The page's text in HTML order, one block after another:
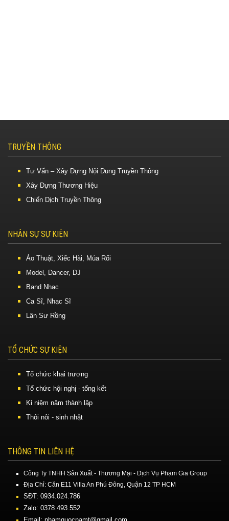
TRUYỀN THÔNG
Tư Vấn – Xây Dựng Nội Dung Truyền Thông
Xây Dựng Thương Hiệu
Chiến Dịch Truyền Thông
NHÂN SỰ SỰ KIỆN
Ảo Thuật, Xiếc Hài, Múa Rối
Model, Dancer, DJ
Band Nhạc
Ca Sĩ, Nhạc Sĩ
Lân Sư Rồng
TỔ CHỨC SỰ KIỆN
Tổ chức khai trương
Tổ chức hội nghị - tổng kết
Kỉ niệm năm thành lập
Thôi nôi - sinh nhật
THÔNG TIN LIÊN HỆ
Công Ty TNHH Sản Xuất - Thương Mại - Dịch Vụ Phạm Gia Group
Địa Chỉ: Căn E11 Villa An Phú Đông, Quận 12 TP HCM
SĐT: 0934.024.786
Zalo: 0378.493.552